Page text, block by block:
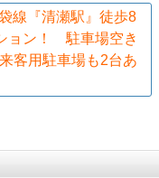
線『清瀬駅』徒歩8
ョン！ 駐車場空き
客用駐車場も2台あ